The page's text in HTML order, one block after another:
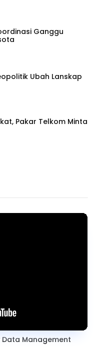
Ganggu
Ubah Lanskap
Pakar Telkom Minta
Data Management